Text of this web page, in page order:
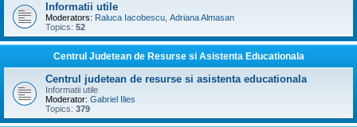
Informatii utile
Moderators: Raluca Iacobescu Adriana Almasan
Topics: 52
Centrul Judetean de Resurse si Asistenta Educationala
Centrul judetean de resurse si asistenta educationala
Informatii utile
Moderator: Gabriel Ilies
Topics: 379